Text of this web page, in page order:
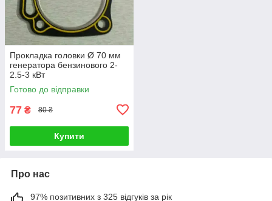
Прокладка головки Ø 70 мм
генератора бензинового 2-
2.5-3 кВт
Готово до відправки
77 ₴ 80 ₴
Купити
Про нас
97% позитивних з 325 відгуків за рік